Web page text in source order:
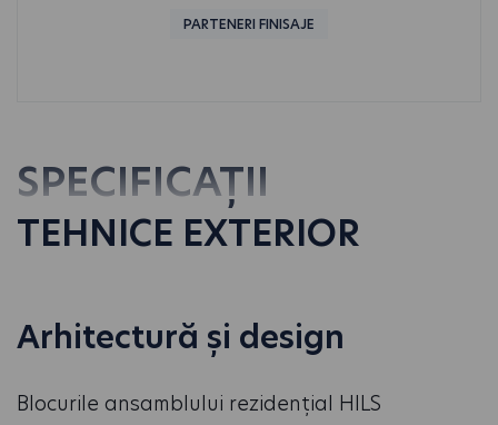
PARTENERI FINISAJE
SPECIFICAȚII
TEHNICE EXTERIOR
Arhitectură și design
Blocurile ansamblului rezidențial HILS